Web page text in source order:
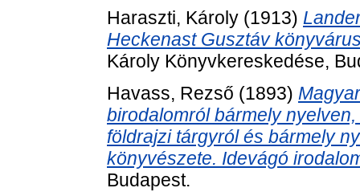
Haraszti, Károly (1913)
Heckenast Gusztáv
Károly Könyvkereskedése,
Havass, Rezső (1893)
birodalomról bármely
földrajzi tárgyról és bármely
könyvészete. Idevágó
Budapest.